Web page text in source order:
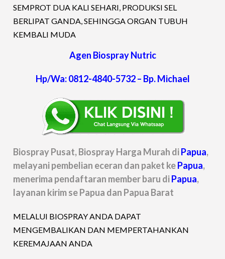
SEMPROT DUA KALI SEHARI, PRODUKSI SEL
BERLIPAT GANDA, SEHINGGA ORGAN TUBUH
KEMBALI MUDA
Agen Biospray Nutric
Hp/Wa: 0812-4840-5732 – Bp. Michael
Biospray Pusat, Biospray Harga Murah diPapua,
melayani pembelian eceran dan paket kePapua,
menerima pendaftaran member baru diPapua,
layanan kirim se Papua dan Papua Barat
MELALUI BIOSPRAY ANDA DAPAT
MENGEMBALIKAN DAN MEMPERTAHANKAN
KEREMAJAAN ANDA